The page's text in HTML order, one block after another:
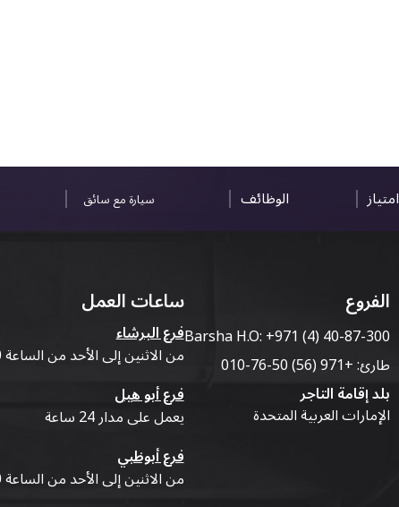
امتياز الوظائف سيارة مع سائق
الفروع
Barsha H.O:+971 (4) 40-87-300
طارئ:+971 (56) 50-76-010
بلد إقامة التاجر
الإمارات العربية المتحدة
ساعات العمل
فرع البرشاء
من الاثنين إلى الأحد من الساعة 9:00 صباحًا حتى 07:00 مساءً
فرع أبو هيل
يعمل على مدار 24 ساعة
فرع أبوظبي
من الاثنين إلى الأحد من الساعة 9:00 صباحًا حتى 07:00 مساءً